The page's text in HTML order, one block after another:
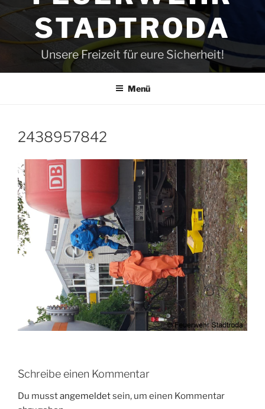
STADTRODA
Unsere Freizeit für eure Sicherheit!
Menü
2438957842
Schreibe einen Kommentar
Du musstangemeldetsein, um einen Kommentar